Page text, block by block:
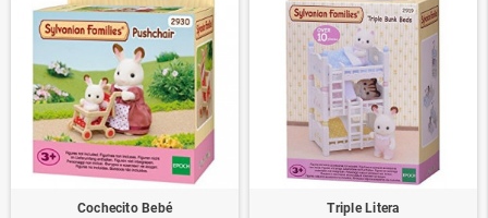
Cochecito Bebé Triple Litera